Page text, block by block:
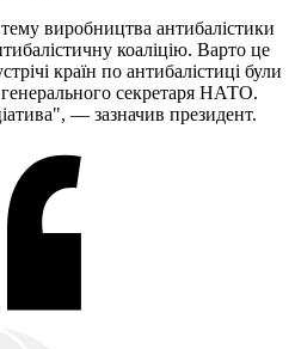
виробництва антибалістики
коаліцію. Варто це
країн по антибалістиці були
генерального секретаря НАТО.
— зазначив президент.